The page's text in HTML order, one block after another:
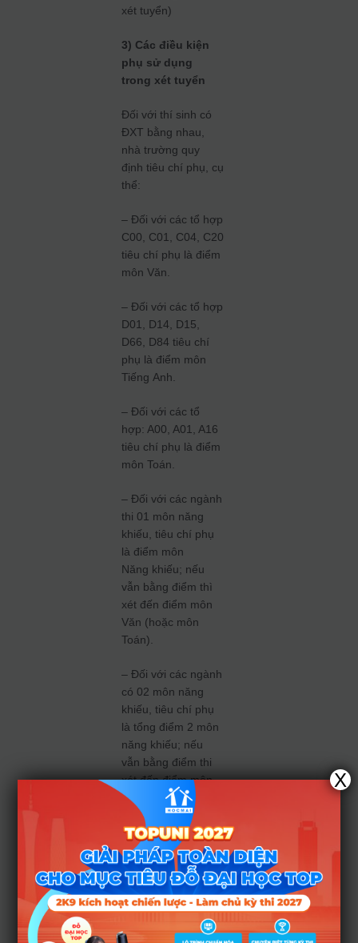
xét tuyển)
3) Các điều kiện
phụ sử dụng
trong xét tuyển
Đối với thí sinh có
ĐXT bằng nhau,
nhà trường quy
định tiêu chí phụ, cụ
thể:
– Đối với các tổ hợp
C00, C01, C04, C20
tiêu chí phụ là điểm
môn Văn.
– Đối với các tổ hợp
D01, D14, D15,
D66, D84 tiêu chí
phụ là điểm môn
Tiếng Anh.
– Đối với các tổ
hợp: A00, A01, A16
tiêu chí phụ là điểm
môn Toán.
– Đối với các ngành
thi 01 môn năng
khiếu, tiêu chí phụ
là điểm môn
Năng khiếu; nếu
vẫn bằng điểm thì
xét đến điểm môn
Văn (hoặc môn
Toán).
– Đối với các ngành
có 02 môn năng
khiếu, tiêu chí phụ
là tổng điểm 2 môn
năng khiếu; nếu
vẫn bằng điểm thi
xét đến điểm môn
Năng khiếu 1.
Điểm học
bạ
Điều kiện xét
X